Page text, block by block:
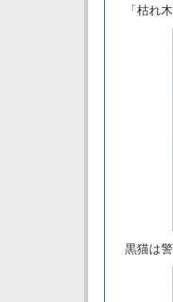
「枯れ木
黒猫は警